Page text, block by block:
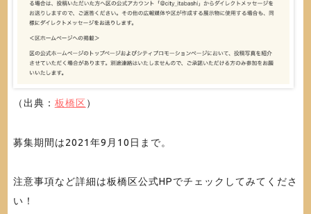
（出典： 板橋区 ）
募集期間は2021年9月10日まで。
注意事項など詳細は板橋区公式HPでチェックしてみてくださ
い！